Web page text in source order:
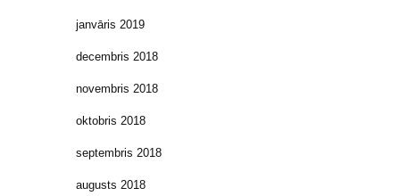
janvāris 2019
decembris 2018
novembris 2018
oktobris 2018
septembris 2018
augusts 2018